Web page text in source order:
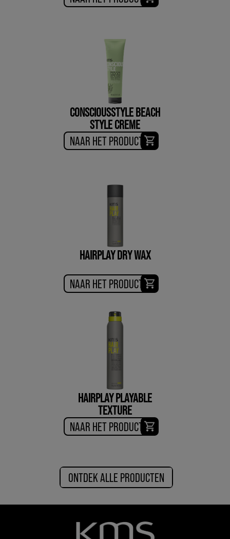
CONSCIOUSSTYLE BEACH
STYLE CREME
NAAR HET PRODUCT
HAIRPLAY DRY WAX
NAAR HET PRODUCT
HAIRPLAY PLAYABLE
TEXTURE
NAAR HET PRODUCT
ONTDEK ALLE PRODUCTEN